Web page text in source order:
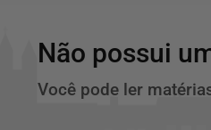
Não possui
Você pode ler